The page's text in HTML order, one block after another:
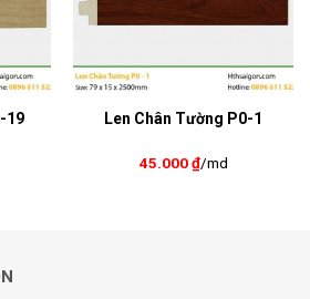
19 Len Chân Tường P0-1
45.000₫/md